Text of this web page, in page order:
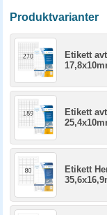
Produktvarianter
Etikett
Etikett
Etikett